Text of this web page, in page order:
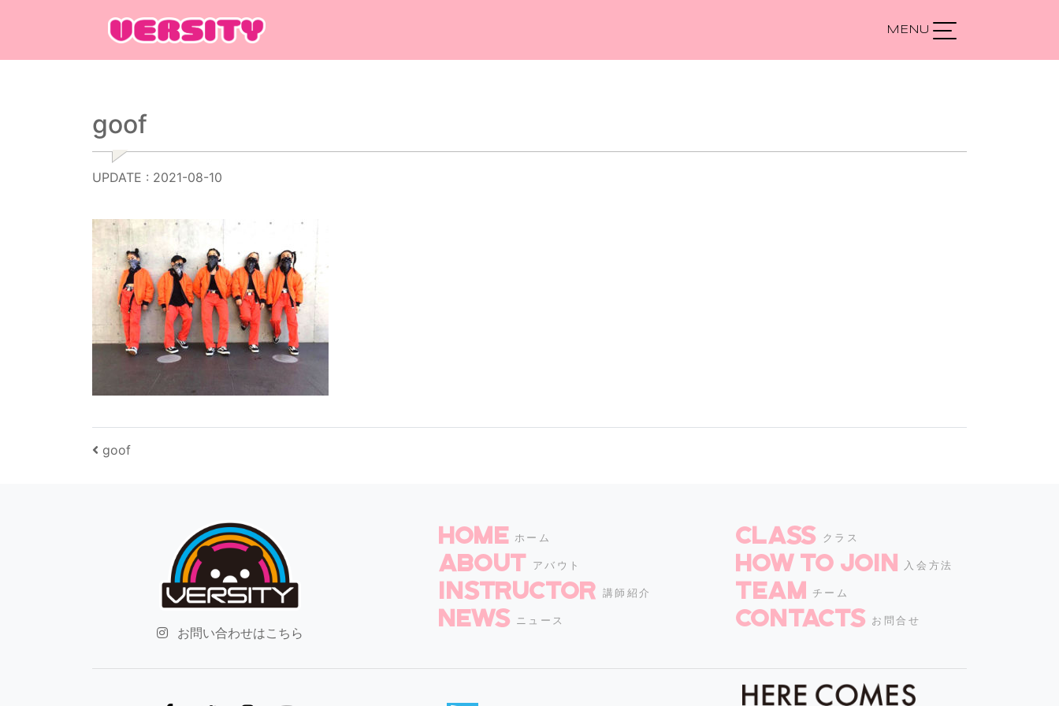
Main Navigation
goof
UPDATE : 2021-08-10
投稿ナビゲーション
goof
お問い合わせはこちら
HOME ホーム
ABOUT アバウト
INSTRUCTOR 講師紹介
NEWS ニュース
CLASS クラス
How to join 入会方法
TEAM チーム
CONTACTS お問合せ